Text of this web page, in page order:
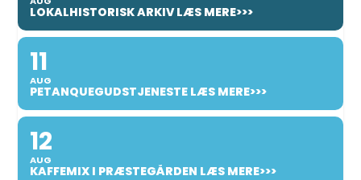
LOKALHISTORISK ARKIV LÆS MERE>>>
11
AUG
PETANQUEGUDSTJENESTE LÆS MERE>>>
12
AUG
KAFFEMIX I PRÆSTEGÅRDEN LÆS MERE>>>